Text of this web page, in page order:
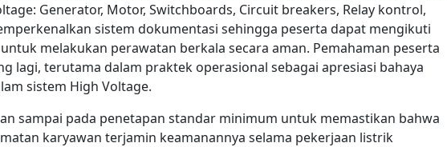
Generator, Motor, Switchboards, Circuit breakers, Relay kontrol,
sistem dokumentasi sehingga peserta dapat mengikuti
melakukan perawatan berkala secara aman. Pemahaman peserta
lagi, terutama dalam praktek operasional sebagai apresiasi bahaya
sistem High Voltage.
sampai pada penetapan standar minimum untuk memastikan bahwa
karyawan terjamin keamanannya selama pekerjaan listrik